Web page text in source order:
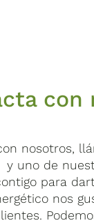
con
nosotros,
uno de
para
nos